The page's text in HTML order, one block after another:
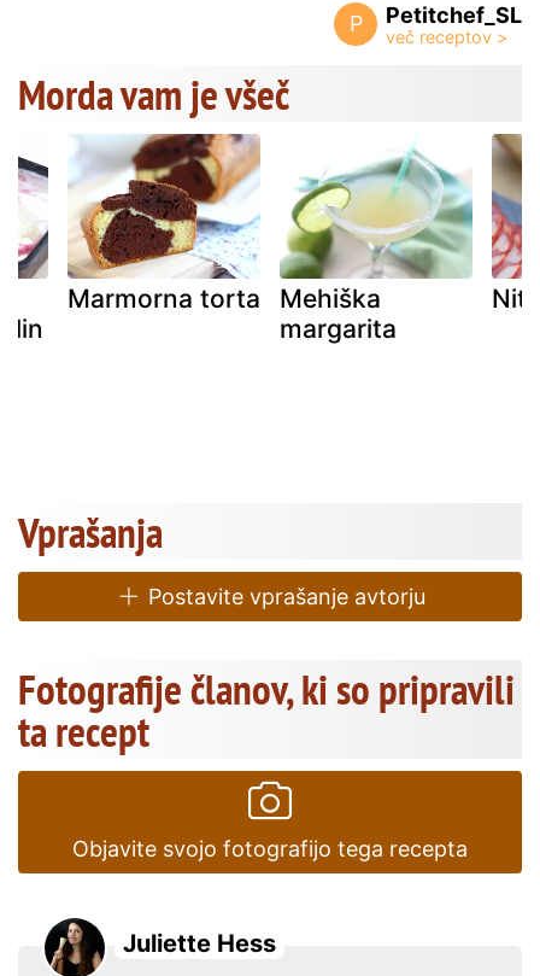
P Petitchef_SL
Morda vam je všeč
Marmorna torta
Mehiška
margarita
Niti
Vprašanja
Postavite vprašanje avtorju
Fotografije članov, ki so pripravili
ta recept
Objavite svojo fotografijo tega recepta
Juliette Hess